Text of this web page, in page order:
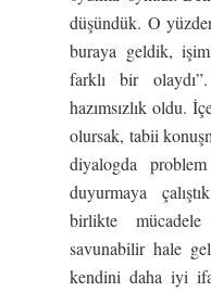
düşündük. O
buraya geldik,
farklı bir
hazımsızlık oldu.
olursak, tabii
diyalogda
duyurmaya
birlikte
savunabilir hale
kendini daha iyi